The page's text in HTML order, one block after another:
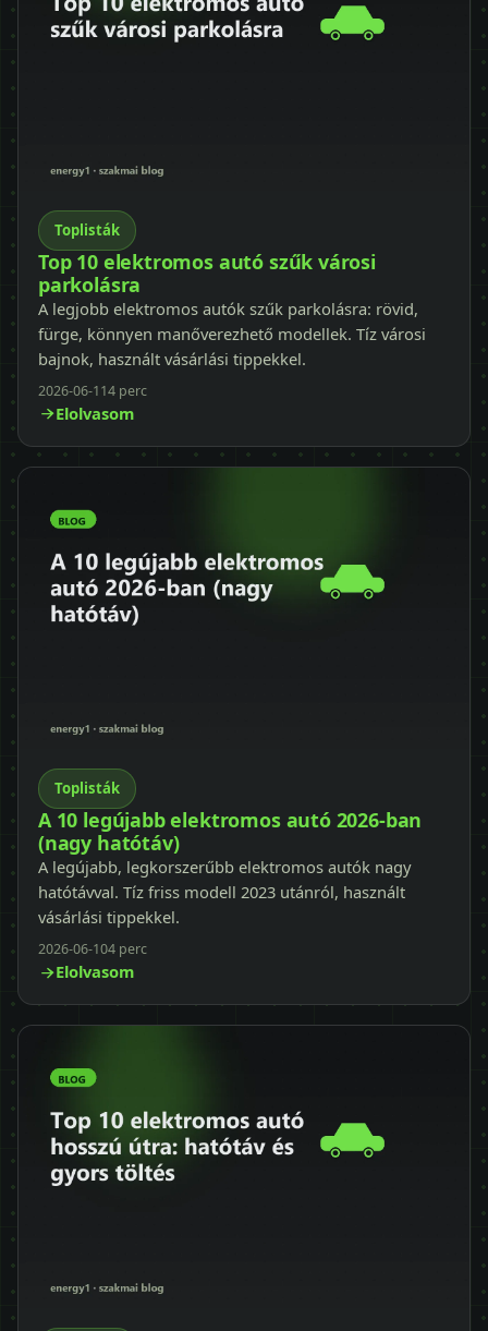
Toplisták
Top 10 elektromos autó szűk városi
parkolásra
A legjobb elektromos autók szűk parkolásra: rövid,
fürge, könnyen manőverezhető modellek. Tíz városi
bajnok, használt vásárlási tippekkel.
2026-06-114 perc
Elolvasom
Toplisták
A 10 legújabb elektromos autó 2026-ban
(nagy hatótáv)
A legújabb, legkorszerűbb elektromos autók nagy
hatótávval. Tíz friss modell 2023 utánról, használt
vásárlási tippekkel.
2026-06-104 perc
Elolvasom